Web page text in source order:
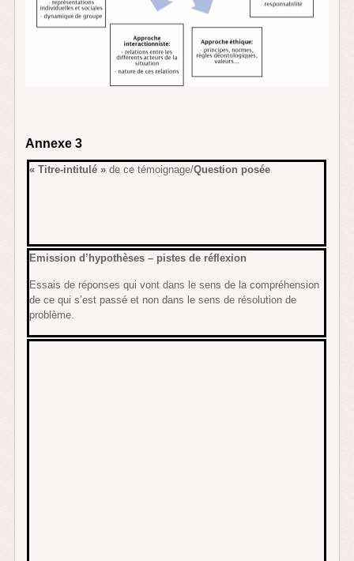
Annexe 3
« Titre-intitulé » de ce témoignage/Question posée
Emission d’hypothèses – pistes de réflexion
Essais de réponses qui vont dans le sens de la compréhension
de ce qui s’est passé et non dans le sens de résolution de
problème.